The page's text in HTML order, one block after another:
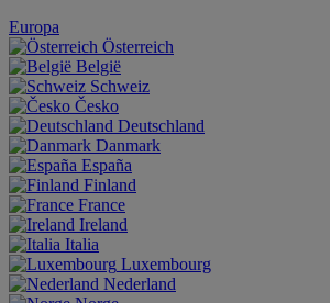
Europa
Österreich
België
Schweiz
Česko
Deutschland
Danmark
España
Finland
France
Ireland
Italia
Luxembourg
Nederland